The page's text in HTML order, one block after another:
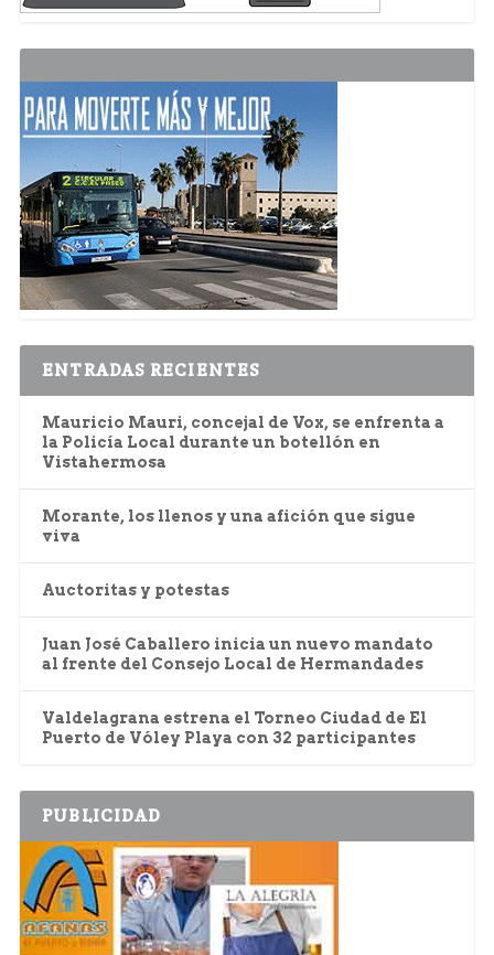
ENTRADAS RECIENTES
Mauricio Mauri, concejal de Vox, se enfrenta a
la Policía Local durante un botellón en
Vistahermosa
Morante, los llenos y una afición que sigue
viva
Auctoritas y potestas
Juan José Caballero inicia un nuevo mandato
al frente del Consejo Local de Hermandades
Valdelagrana estrena el Torneo Ciudad de El
Puerto de Vóley Playa con 32 participantes
PUBLICIDAD